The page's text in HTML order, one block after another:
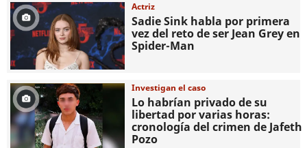
Actriz
Sadie Sink habla por primera
vez del reto de ser Jean Grey en
Spider-Man
Investigan el caso
Lo habrían privado de su
libertad por varias horas:
cronología del crimen de Jafeth
Pozo